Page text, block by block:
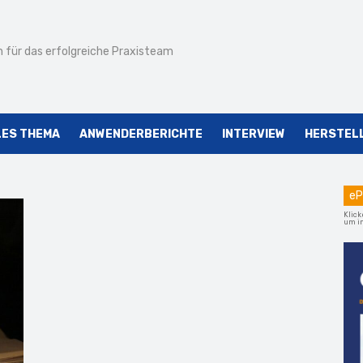
für das erfolgreiche Praxisteam
THEMA ANWENDERBERICHTE INTERVIEW
um